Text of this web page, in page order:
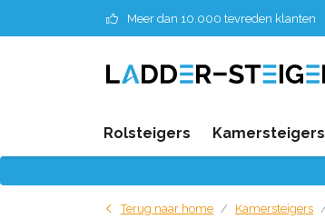
Meer dan 10.000 tevreden klanten
Rolsteigers Kamersteigers
Terug naar home Kamersteigers